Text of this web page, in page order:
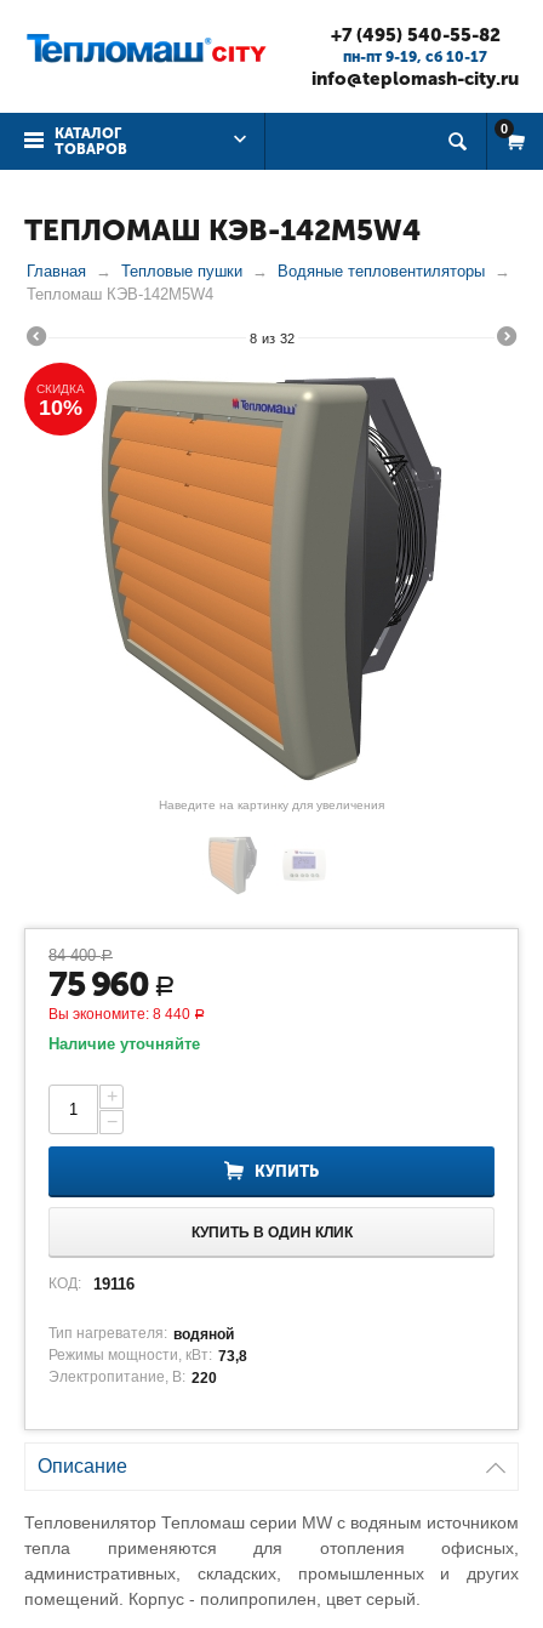
+7 (495) 540-55-82
пн-пт 9-19, cб 10-17
info@teplomash-city.ru
КАТАЛОГ
ТОВАРОВ
0
ТЕПЛОМАШ КЭВ-142М5W4
Главная Тепловые пушки
Водяные тепловентиляторы
Тепломаш КЭВ-142М5W4
8 из 32
СКИДКА
10%
Наведите на картинку для увеличения
84 400 Р
75 960 Р
Вы экономите: 8 440 Р
Наличие уточняйте
+
−
КУПИТЬ
КУПИТЬ В ОДИН КЛИК
КОД: 19116
Тип нагревателя: водяной
Режимы мощности, кВт: 73,8
Электропитание, В: 220
Описание
Тепловенилятор Тепломаш серии MW с водяным источником
тепла применяются для отопления офисных,
административных, складских, промышленных и других
помещений. Корпус - полипропилен, цвет серый.